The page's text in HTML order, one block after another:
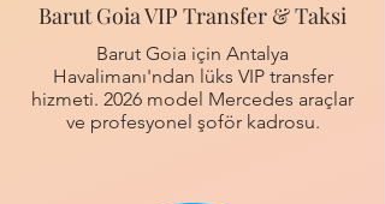
Barut Goia VIP Transfer & Taksi
Barut Goia için Antalya
Havalimanı'ndan lüks VIP transfer
hizmeti. 2026 model Mercedes araçlar
ve profesyonel şoför kadrosu.